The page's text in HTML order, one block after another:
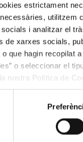
estrictament
utilitzem
i analitzar el
de xarxes socials,
que hagin recopilat
o seleccionar el
nostra Política de